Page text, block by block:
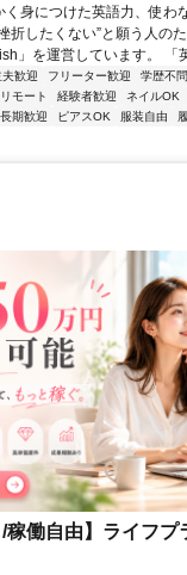
く身につけた英語力、使わ
折したくない”と願う人の
」を運営しています。 「
歓迎 フリーター歓迎 学歴不問
モート 経験者歓迎 ネイルOK
長期歓迎 ピアスOK 服装自由
/稼働自由】ライフ